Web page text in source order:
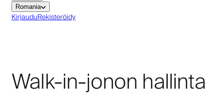
Romania
KirjauduRekisteröidy
Walk-in-jonon hallinta